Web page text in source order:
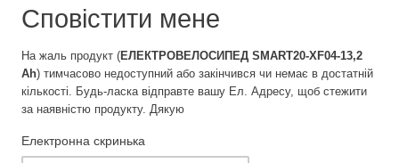
Сповістити мене
На жаль продукт (ЕЛЕКТРОВЕЛОСИПЕД SMART20-XF04-13,2
Ah) тимчасово недоступний або закінчився чи немає в достатній
кількості. Будь-ласка відправте вашу Ел. Адресу, щоб стежити
за наявністю продукту. Дякую
Електронна скринька